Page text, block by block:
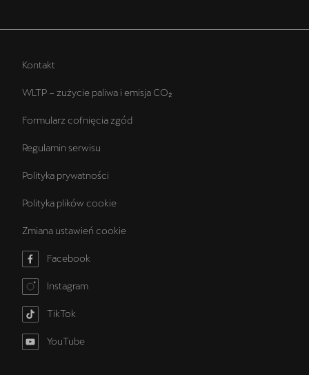
Kontakt
WLTP – zużycie paliwa i emisja CO₂
Formularz cofnięcia zgód
Regulamin serwisu
Polityka prywatności
Polityka plików cookie
Zmiana ustawień cookie
Facebook
Instagram
TikTok
YouTube